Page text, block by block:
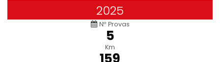
2025
Nº Provas
5
Km